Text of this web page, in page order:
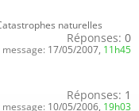
naturelles
Réponses: 0
17/05/2007, 11h45
Réponses: 1
10/05/2006, 19h03